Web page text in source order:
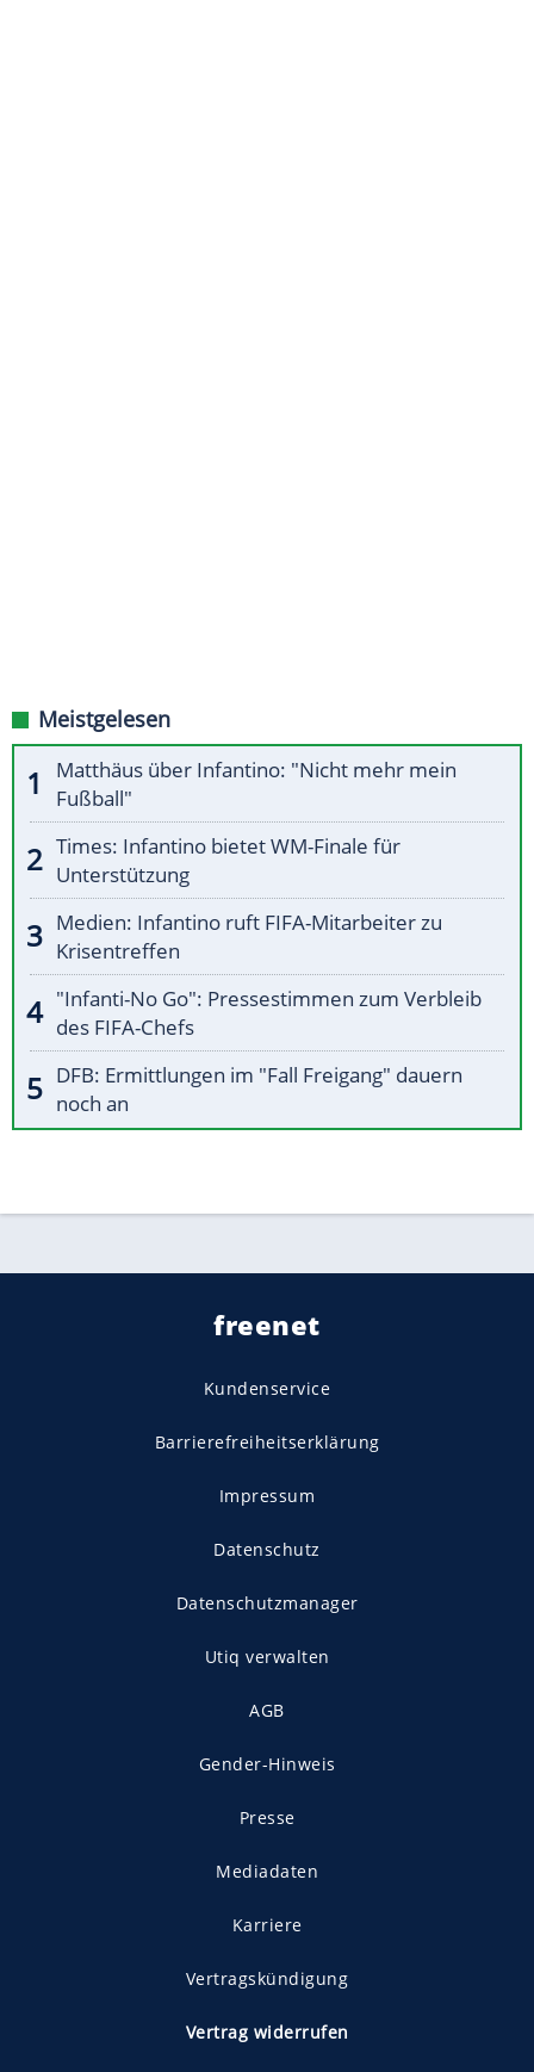
Meistgelesen
Matthäus über Infantino: "Nicht mehr mein
Fußball"
Times: Infantino bietet WM-Finale für
Unterstützung
Medien: Infantino ruft FIFA-Mitarbeiter zu
Krisentreffen
"Infanti-No Go": Pressestimmen zum Verbleib
des FIFA-Chefs
DFB: Ermittlungen im "Fall Freigang" dauern
noch an
freenet
Kundenservice
Barrierefreiheitserklärung
Impressum
Datenschutz
Datenschutzmanager
Utiq verwalten
AGB
Gender-Hinweis
Presse
Mediadaten
Karriere
Vertragskündigung
Vertrag widerrufen